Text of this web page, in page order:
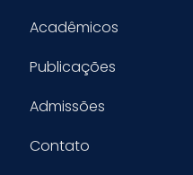
Acadêmicos
Publicações
Admissões
Contato